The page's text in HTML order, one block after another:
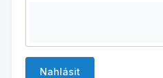
Nahlásit